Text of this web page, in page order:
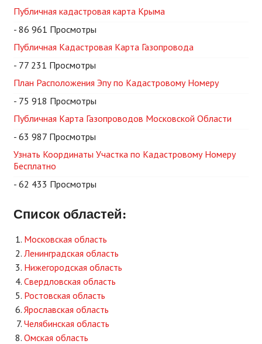
Публичная кадастровая карта Крыма
- 86 961 Просмотры
Публичная Кадастровая Карта Газопровода
- 77 231 Просмотры
План Расположения Эпу по Кадастровому Номеру
- 75 918 Просмотры
Публичная Карта Газопроводов Московской Области
- 63 987 Просмотры
Узнать Координаты Участка по Кадастровому Номеру
Бесплатно
- 62 433 Просмотры
Список областей:
Московская область
Ленинградская область
Нижегородская область
Свердловская область
Ростовская область
Ярославская область
Челябинская область
Омская область